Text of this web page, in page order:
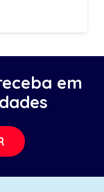
em